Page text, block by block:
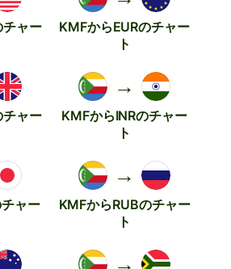
ャー
KMFからEURのチャー
ト
ャー
→
KMFからINRのチャー
ト
ャー
→
KMFからRUBのチャー
ト